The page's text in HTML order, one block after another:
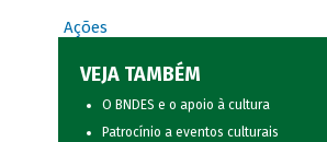
Ações
VEJA TAMBÉM
O BNDES e o apoio à cultura
Patrocínio a eventos culturais